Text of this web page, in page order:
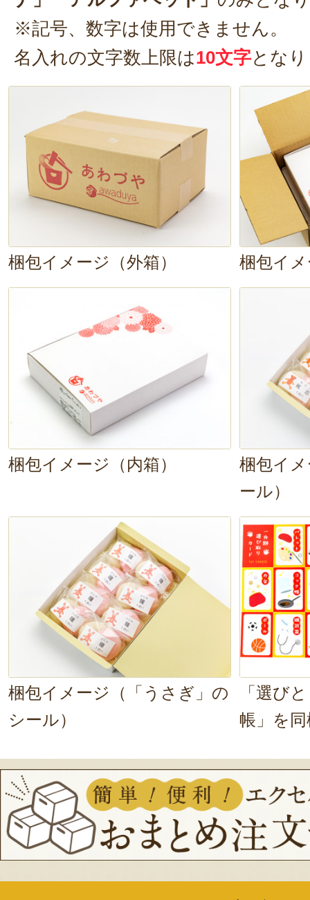
この度はご購入ありがとうござ
お届け希望日に無事到着し、ご
時間を過ごされたとのこと、私
います。
またご縁がありましたら、よろ
ます。
この度のご注文まことにありが
た。
2024年09月
孫の一升餅を注文しました。一人
今回2回目です。お餅も美味しく、
なので御祝い合わせ事前注文で配
指定出来る事と対応が親切な事が
取りカードと記録帳の企画も記念
す。
2024年06月
この度はご購入ありがとうござ
お孫様の初めてのお誕生日に一
き、まことにありがとうござい
お届け希望日に無事到着し、ご
時間を過ごされたとのこと、私
います。
またご縁がありましたら、よろ
ます。
この度のご注文まことにありが
た。
2024年06月
せや調整をしていただきました。
生会にお祝いとして届けることが
す。
知り合いにも教えてあげたいと思
※記号、数字は使用できません。
名入れの文字数上限は10文字とな
梱包イメージ（外箱） 梱包イ
梱包イメージ（内箱）
梱包イ
ール）
梱包イメージ（「うさぎ」の
シール）
「選び
帳」を同